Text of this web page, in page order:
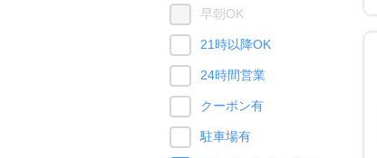
早朝OK
21時以降OK
24時間営業
クーポン有
駐車場有